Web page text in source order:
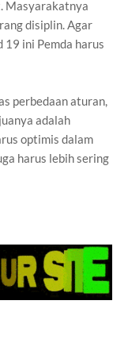
Masyarakatnya
disiplin. Agar
19 ini Pemda harus
perbedaan aturan,
adalah
optimis dalam
harus lebih sering